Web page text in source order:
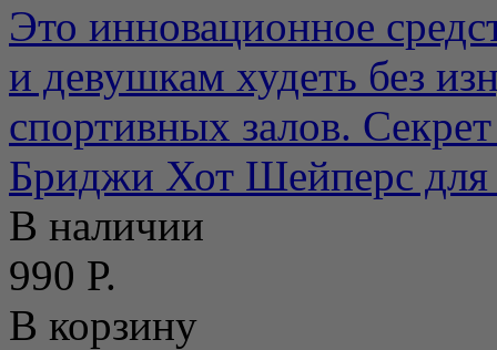
Это инновационное
и девушкам худеть без
спортивных залов.
Бриджи Хот Шейперс для
В наличии
990 Р.
В корзину